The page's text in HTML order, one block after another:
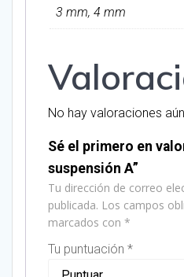
3 mm, 4 mm
No hay valoraciones
Sé el primero en
suspensión A”
Tu dirección de correo
publicada. Los campos
marcados con *
Tu puntuación *